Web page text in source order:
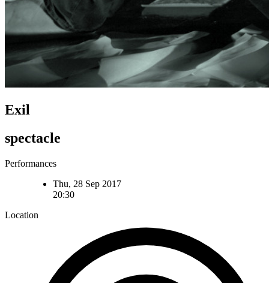
Exil
spectacle
Performances
Thu, 28 Sep 2017
20:30
Location